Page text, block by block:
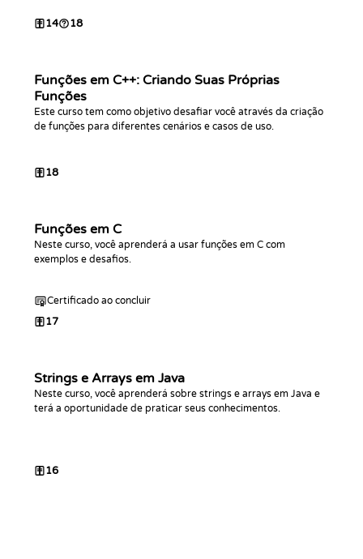
14 18
Funções em C++: Criando Suas Próprias
Funções
Este curso tem como objetivo desafiar você através da criação
de funções para diferentes cenários e casos de uso.
18
Funções em C
Neste curso, você aprenderá a usar funções em C com
exemplos e desafios.
Certificado ao concluir
17
Strings e Arrays em Java
Neste curso, você aprenderá sobre strings e arrays em Java e
terá a oportunidade de praticar seus conhecimentos.
16